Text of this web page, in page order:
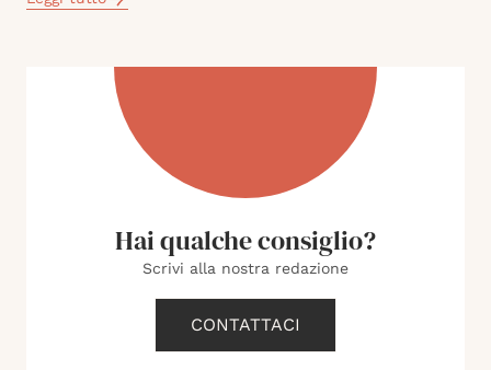
Hai qualche consiglio?
Scrivi alla nostra redazione
CONTATTACI